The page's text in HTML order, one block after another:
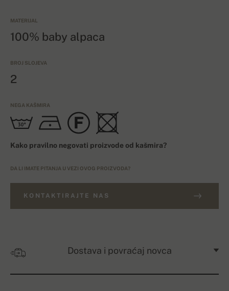
MATERIJAL
100% baby alpaca
BROJ SLOJEVA
2
NEGA KAŠMIRA
Kako pravilno negovati proizvode od kašmira?
DA LI IMATE PITANJA U VEZI OVOG PROIZVODA?
KONTAKTIRAJTE NAS
Dostava i povraćaj novca